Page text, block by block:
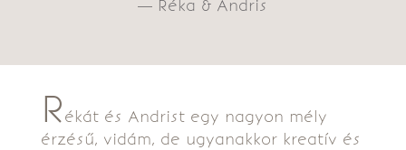
— Réka & Andris
Rékát és Andrist egy nagyon mély
érzésű, vidám, de ugyanakkor kreatív és